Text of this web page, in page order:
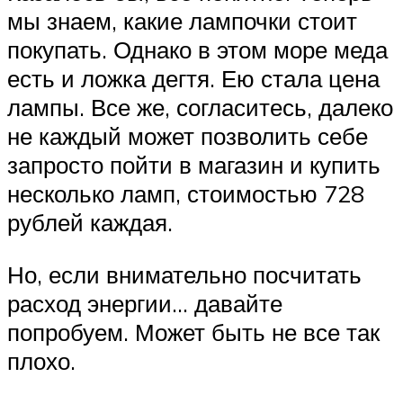
мы знаем, какие лампочки стоит
покупать. Однако в этом море меда
есть и ложка дегтя. Ею стала цена
лампы. Все же, согласитесь, далеко
не каждый может позволить себе
запросто пойти в магазин и купить
несколько ламп, стоимостью 728
рублей каждая.
Но, если внимательно посчитать
расход энергии… давайте
попробуем. Может быть не все так
плохо.